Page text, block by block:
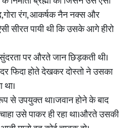
रंग, आकर्षक नैन नक्स और
सीरत पायी थी कि उसके आगे हीरो
पर औरते जान छिड़कती थी।
फिदा होते देखकर दोस्तो ने उसका
से उपयुक्त था।जवान होने के बाद
उसे पाकर ही रहा था।औरते उसकी